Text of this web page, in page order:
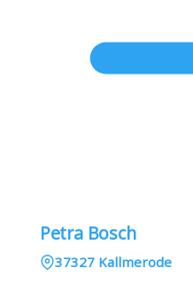
Petra Bosch
37327 Kallmerode